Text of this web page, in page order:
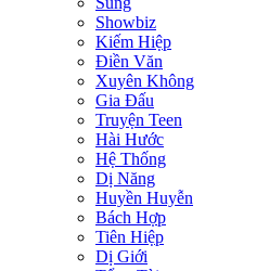
Showbiz
Kiếm Hiệp
Điền Văn
Xuyên Không
Gia Đấu
Truyện Teen
Hài Hước
Hệ Thống
Dị Năng
Huyền Huyễn
Bách Hợp
Tiên Hiệp
Dị Giới